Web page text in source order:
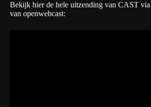
Bekijk hier de hele uitzending van CAST via
van openwebcast: